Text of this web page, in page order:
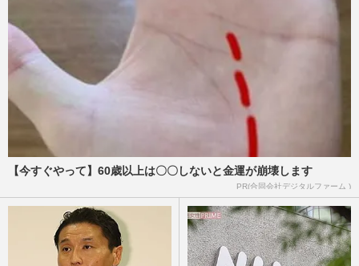
【今すぐやって】60歳以上は〇〇しないと金運が崩壊します
PR(合同会社デジタルファーム )